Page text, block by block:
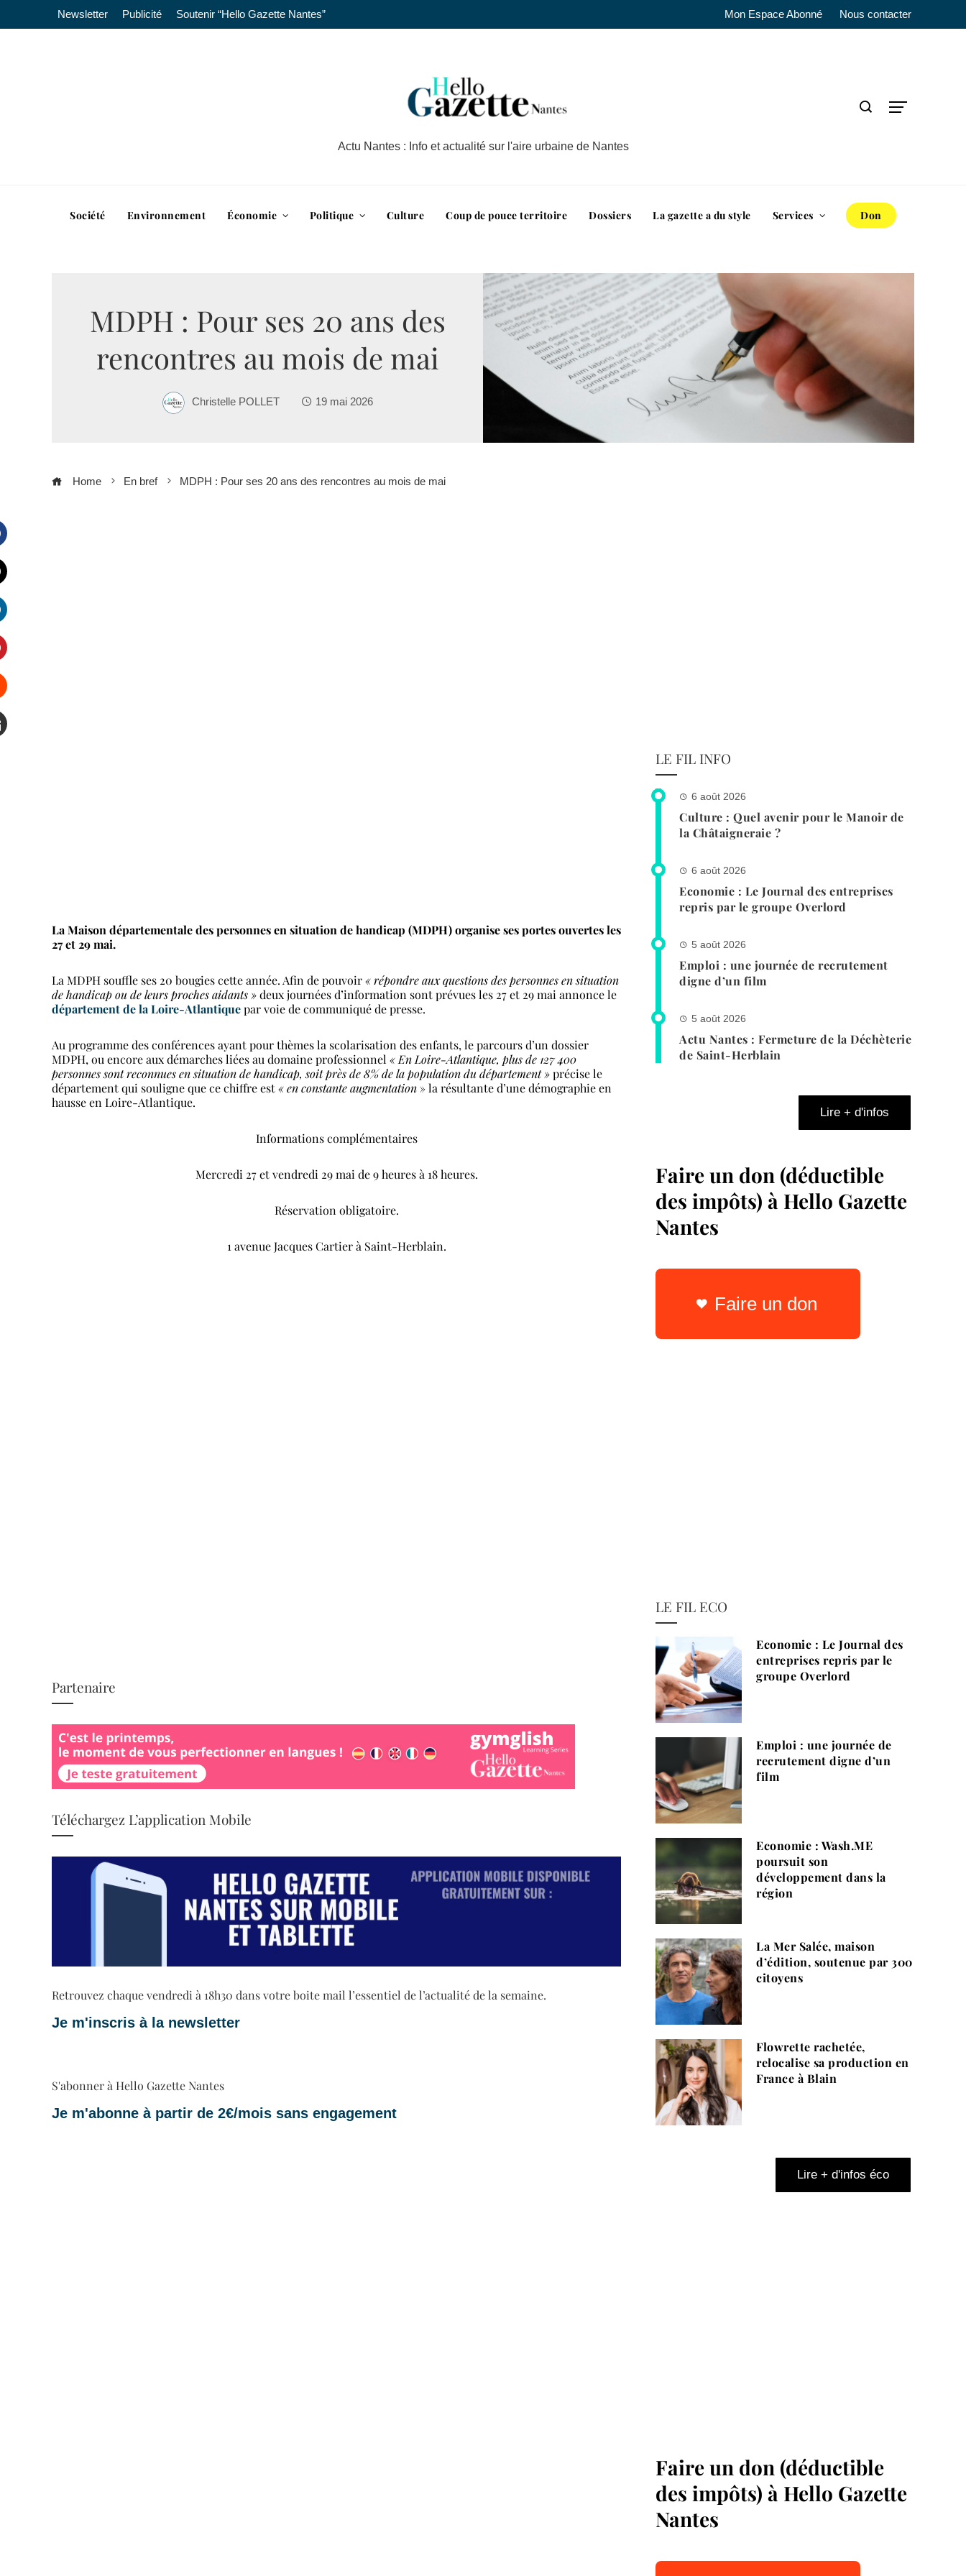
Newsletter Publicité Soutenir “Hello Gazette Nantes” Mon Espace Abonné Nous contacter
Actu Nantes : Info et actualité sur l'aire urbaine de Nantes
Société Environnement Économie Politique Culture Coup de pouce territoire Dossiers La gazette a du style Services Don
MDPH : Pour ses 20 ans des
rencontres au mois de mai
Christelle POLLET 19 mai 2026
Home En bref MDPH : Pour ses 20 ans des rencontres au mois de mai
La Maison départementale des personnes en situation de handicap (MDPH) organise ses portes ouvertes les
27 et 29 mai.
La MDPH souffle ses 20 bougies cette année. Afin de pouvoir« répondre aux questions des personnes en situation
de handicap ou de leurs proches aidants »deux journées d’information sont prévues les 27 et 29 mai annonce le
département de la Loire-Atlantiquepar voie de communiqué de presse.
Au programme des conférences ayant pour thèmes la scolarisation des enfants, le parcours d’un dossier
MDPH, ou encore aux démarches liées au domaine professionnel « En Loire-Atlantique, plus de 127 400
personnes sont reconnues en situation de handicap, soit près de 8% de la population du département »précise le
département qui souligne que ce chiffre est« en constante augmentation » la résultante d’une démographie en
hausse en Loire-Atlantique.
Informations complémentaires
Mercredi 27 et vendredi 29 mai de 9 heures à 18 heures.
Réservation obligatoire.
1 avenue Jacques Cartier à Saint-Herblain.
Partenaire
Téléchargez L’application Mobile
Retrouvez chaque vendredi à 18h30 dans votre boite mail l’essentiel de l’actualité de la semaine.
Je m'inscris à la newsletter
S'abonner à Hello Gazette Nantes
Je m'abonne à partir de 2€/mois sans engagement
LE FIL INFO
6 août 2026
Culture : Quel avenir pour le Manoir de
la Châtaigneraie ?
6 août 2026
Economie : Le Journal des entreprises
repris par le groupe Overlord
5 août 2026
Emploi : une journée de recrutement
digne d’un film
5 août 2026
Actu Nantes : Fermeture de la Déchèterie
de Saint-Herblain
Lire + d'infos
Faire un don (déductible
des impôts) à Hello Gazette
Nantes
Faire un don
LE FIL ECO
Economie : Le Journal des
entreprises repris par le
groupe Overlord
Emploi : une journée de
recrutement digne d’un
film
Economie : Wash.ME
poursuit son
développement dans la
région
La Mer Salée, maison
d’édition, soutenue par 300
citoyens
Flowrette rachetée,
relocalise sa production en
France à Blain
Lire + d'infos éco
Faire un don (déductible
des impôts) à Hello Gazette
Nantes